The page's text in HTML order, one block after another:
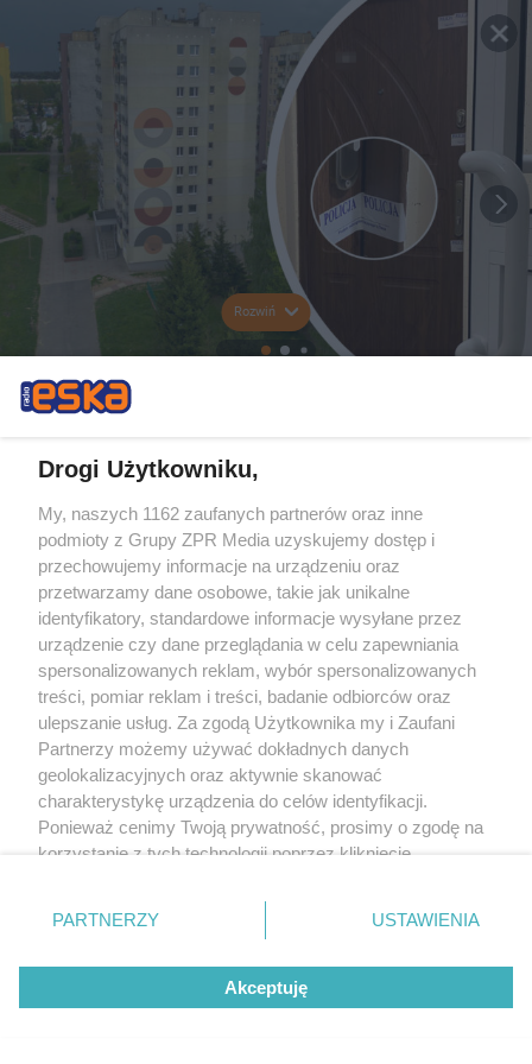
Rozwiń
Drogi Użytkowniku,
My, naszych 1162 zaufanych partnerów oraz inne
podmioty z Grupy ZPR Media uzyskujemy dostęp i
przechowujemy informacje na urządzeniu oraz
przetwarzamy dane osobowe, takie jak unikalne
identyfikatory, standardowe informacje wysyłane przez
urządzenie czy dane przeglądania w celu zapewniania
spersonalizowanych reklam, wybór spersonalizowanych
treści, pomiar reklam i treści, badanie odbiorców oraz
ulepszanie usług. Za zgodą Użytkownika my i Zaufani
Partnerzy możemy używać dokładnych danych
geolokalizacyjnych oraz aktywnie skanować
charakterystykę urządzenia do celów identyfikacji.
Ponieważ cenimy Twoją prywatność, prosimy o zgodę na
korzystanie z tych technologii poprzez kliknięcie
zmienić/wycofać klikając przycisk ustawień prywatności
znajdujący się w lewym dolnym rogu strony
rodzaje przetwarzania danych nie wymagają zgody
użytkownika, ale masz prawo sprzeciwić się takiemu
przetwarzaniu. Preferencje będą miały zastosowanie tylko
PARTNERZY USTAWIENIA
Akceptuję